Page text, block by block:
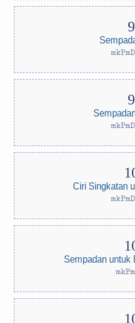
Ciri Singkatan
Sempadan untuk